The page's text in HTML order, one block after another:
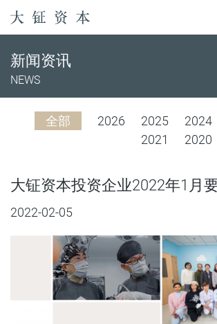
新闻资讯
NEWS
全部 2026 2025 2024
2021
2020
大钲资本投资企业2022年1月
2022-02-05